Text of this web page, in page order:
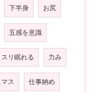
下半身 お尻
五感を意識
スリ眠れる 力み
ス 仕事納め